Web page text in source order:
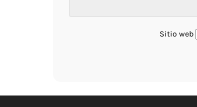
Sitio web